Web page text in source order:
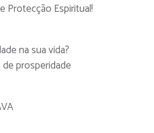
Protecção Espiritual!
na sua vida?
prosperidade